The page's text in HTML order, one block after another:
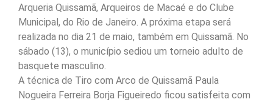
Arqueria Quissamã, Arqueiros de Macaé e do Clube
Municipal, do Rio de Janeiro. A próxima etapa será
realizada no dia 21 de maio, também em Quissamã. No
sábado (13), o município sediou um torneio adulto de
basquete masculino.
A técnica de Tiro com Arco de Quissamã Paula
Nogueira Ferreira Borja Figueiredo ficou satisfeita com